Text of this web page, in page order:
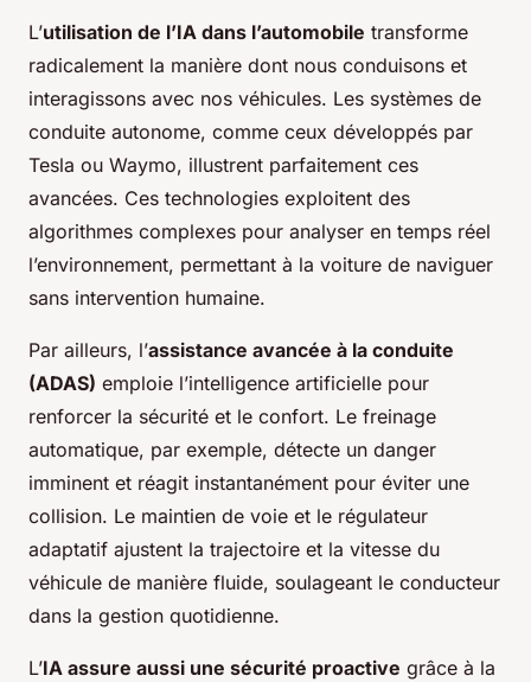
L’utilisation de l’IA dans l’automobile transforme
radicalement la manière dont nous conduisons et
interagissons avec nos véhicules. Les systèmes de
conduite autonome, comme ceux développés par
Tesla ou Waymo, illustrent parfaitement ces
avancées. Ces technologies exploitent des
algorithmes complexes pour analyser en temps réel
l’environnement, permettant à la voiture de naviguer
sans intervention humaine.
Par ailleurs, l’assistance avancée à la conduite
(ADAS) emploie l’intelligence artificielle pour
renforcer la sécurité et le confort. Le freinage
automatique, par exemple, détecte un danger
imminent et réagit instantanément pour éviter une
collision. Le maintien de voie et le régulateur
adaptatif ajustent la trajectoire et la vitesse du
véhicule de manière fluide, soulageant le conducteur
dans la gestion quotidienne.
L’IA assure aussi une sécurité proactive grâce à la